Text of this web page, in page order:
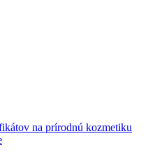
na prírodnú kozmetiku